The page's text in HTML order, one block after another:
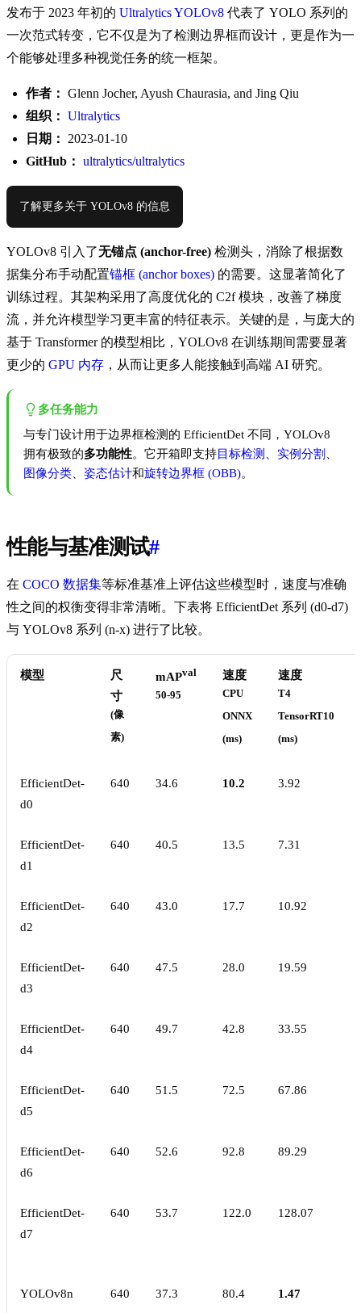
发布于 2023 年初的 Ultralytics YOLOv8 代表了 YOLO 系列的
一次范式转变，它不仅是为了检测边界框而设计，更是作为一
个能够处理多种视觉任务的统一框架。
作者： Glenn Jocher, Ayush Chaurasia, and Jing Qiu
组织： Ultralytics
日期：
2023-01-10
GitHub： ultralytics/ultralytics
了解更多关于 YOLOv8 的信息
YOLOv8 引入了无锚点 (anchor-free) 检测头，消除了根据数
据集分布手动配置锚框 (anchor boxes) 的需要。这显著简化了
训练过程。其架构采用了高度优化的 C2f 模块，改善了梯度
流，并允许模型学习更丰富的特征表示。关键的是，与庞大的
基于 Transformer 的模型相比，YOLOv8 在训练期间需要显著
更少的 GPU 内存 ，从而让更多人能接触到高端 AI 研究。
多任务能力
与专门设计用于边界框检测的 EfficientDet 不同，YOLOv8
拥有极致的多功能性。它开箱即支持目标检测 实例分割
图像分类
姿态估计和旋转边界框 (OBB)。
性能与基准测试#
在 COCO 数据集等标准基准上评估这些模型时，速度与准确
性之间的权衡变得非常清晰。下表将 EfficientDet 系列 (d0-d7)
与 YOLOv8 系列 (n-x) 进行了比较。
模型
尺
寸
(像
素)
mAPval
50-95
速度
CPU
ONNX
(ms)
速度
T4
TensorRT10
(ms)
EfficientDet-
d0
640 34.6 10.2 3.92
EfficientDet-
d1
640 40.5 13.5 7.31
EfficientDet-
d2
640 43.0 17.7 10.92
EfficientDet-
d3
640 47.5 28.0 19.59
EfficientDet-
d4
640 49.7 42.8 33.55
EfficientDet-
d5
640 51.5 72.5 67.86
EfficientDet-
d6
640 52.6 92.8 89.29
EfficientDet-
d7
640 53.7 122.0 128.07
YOLOv8n 640 37.3 80.4 1.47